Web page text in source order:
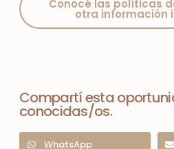
Conocé las políticas
otra información
Compartí esta
conocidas/os.
WhatsApp